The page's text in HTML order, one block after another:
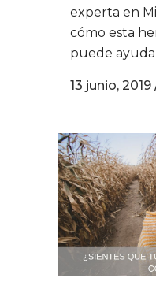
experta en
cómo esta
puede
13 junio, 2019